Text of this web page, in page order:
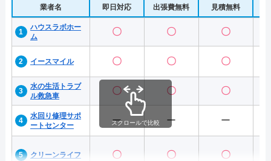
業者名 即日対応 出張費無料 見積無料
ハウスラボホー
ム
〇 〇 〇
イースマイル 〇 〇 〇
水の生活トラブ
ル救急車
〇 〇 〇
水回り修理サポ
ートセンター
ー ー ー
クリーンライフ 〇 〇 〇
スクロールで比較